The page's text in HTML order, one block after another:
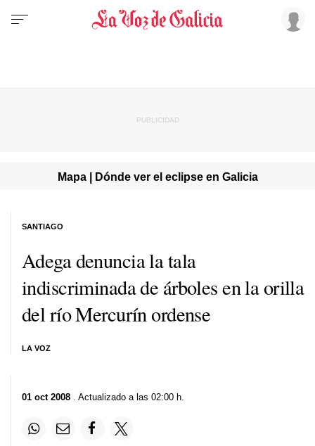
Mapa | Dónde ver el eclipse en Galicia
Adega denuncia la tala
indiscriminada de árboles en la orilla
del río Mercurín ordense
LA VOZ
SANTIAGO
01 oct 2008 . Actualizado a las 02:00 h.